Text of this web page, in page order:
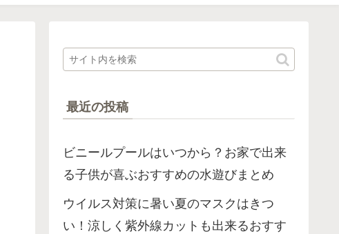
最近の投稿
ビニールプールはいつから？お家で出来
る子供が喜ぶおすすめの水遊びまとめ
ウイルス対策に暑い夏のマスクはきつ
い！涼しく紫外線カットも出来るおすす